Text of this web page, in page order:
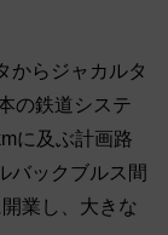
からジャカルタ
の鉄道システ
に及ぶ計画路
バックブルス間
業し、大きな